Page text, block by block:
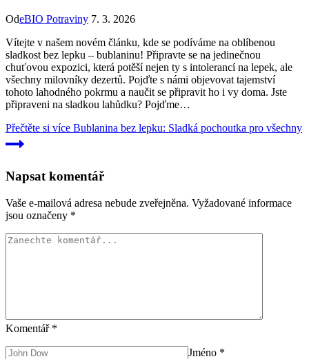
OdeBIO Potraviny 7. 3. 2026
Vítejte v našem novém článku, kde se podíváme na oblíbenou
sladkost bez lepku – bublaninu! Připravte se na jedinečnou
chuťovou expozici, která potěší nejen ty s intolerancí na lepek, ale
všechny milovníky dezertů. Pojďte s námi objevovat tajemství
tohoto lahodného pokrmu a naučit se připravit ho i vy doma. Jste
připraveni na sladkou lahůdku? Pojďme…
Přečtěte si více Bublanina bez lepku: Sladká pochoutka pro všechny
Napsat komentář
Vaše e-mailová adresa nebude zveřejněna. Vyžadované informace
jsou označeny *
Komentář *
Jméno *